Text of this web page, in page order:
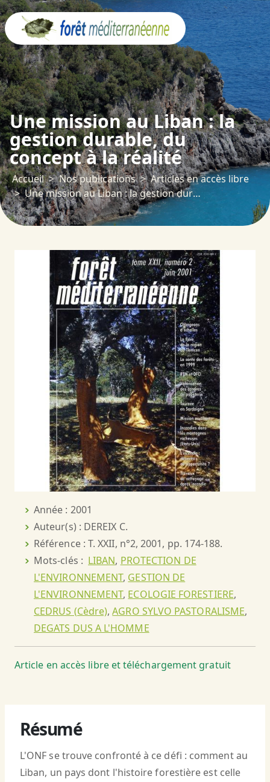
Une mission au Liban : la
gestion durable, du
concept à la réalité
Accueil Nos publications
Articles en accès libre
Une mission au Liban : la gestion durable, du concept à la réalité
Année : 2001
Auteur(s) : DEREIX C.
Référence : T. XXII, n°2, 2001, pp. 174-188.
Mots-clés : LIBAN, PROTECTION DE
L'ENVIRONNEMENT, GESTION DE
L'ENVIRONNEMENT, ECOLOGIE FORESTIERE,
CEDRUS (Cèdre),AGRO SYLVO PASTORALISME,
DEGATS DUS A L'HOMME
Article en accès libre et téléchargement gratuit
Résumé
L'ONF se trouve confronté à ce défi : comment au
Liban, un pays dont l'histoire forestière est celle
Panneau de gestion des cookies